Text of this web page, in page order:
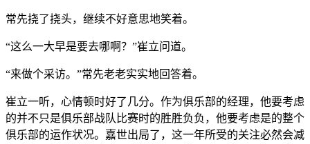
常先挠了挠头，继续不好意思地笑着。
“这么一大早是要去哪啊？”崔立问道。
“来做个采访。”常先老老实实地回答着。
崔立一听，心情顿时好了几分。作为俱乐部的经理，他要考虑
的并不只是俱乐部战队比赛时的胜胜负负，他要考虑是的整个
俱乐部的运作状况。嘉世出局了，这一年所受的关注必然会减